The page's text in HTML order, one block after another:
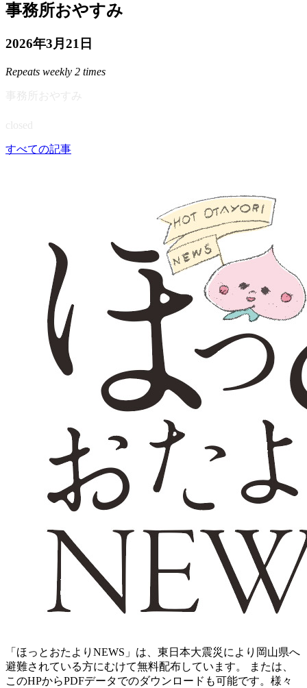
事務所おやすみ
2026年3月21日
Repeats weekly 2 times
すべての記事
「ほっとおたよりNEWS」は、東日本大震災により岡山県へ
避難されている方にむけて無料配布しています。 または、
このHPからPDFデータでのダウンロードも可能です。様々